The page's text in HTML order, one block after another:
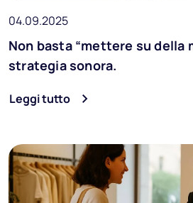
04.09.2025
Non basta “mettere su della
strategia sonora.
Leggi tutto